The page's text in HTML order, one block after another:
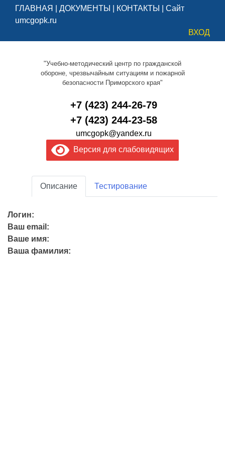
ГЛАВНАЯ ДОКУМЕНТЫ КОНТАКТЫ
Сайт
umcgopk.ru
ВХОД
"Учебно-методический центр по гражданской
обороне, чрезвычайным ситуациям и пожарной
безопасности Приморского края"
+7 (423) 244-26-79
+7 (423) 244-23-58
umcgopk@yandex.ru
Версия для слабовидящих
Описание Тестирование
Логин:
Ваш email:
Ваше имя:
Ваша фамилия: